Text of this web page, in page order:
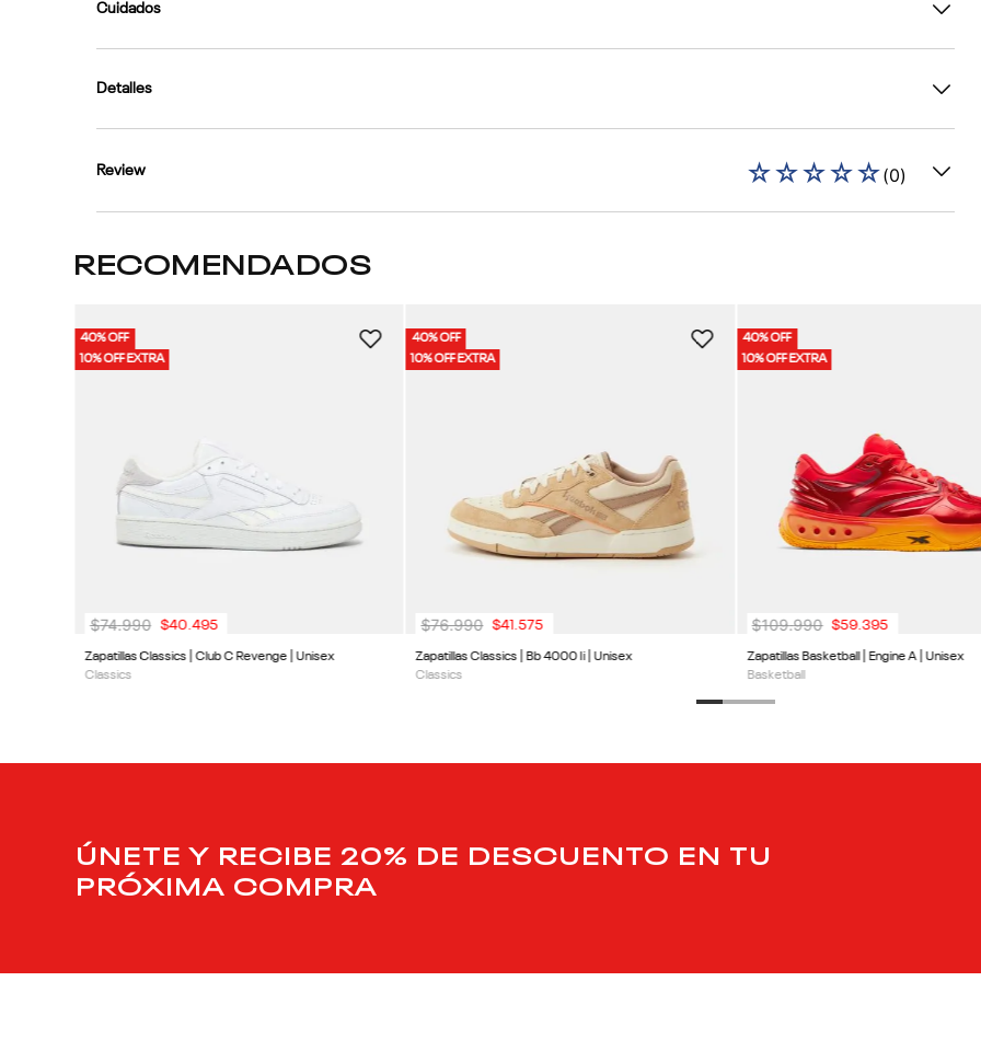
Cuidados
Detalles
Review ☆☆☆☆☆(0)
RECOMENDADOS
40% OFF
10% OFF EXTRA
Zapatillas Classics | Club C Revenge | Unisex
Classics
$74.990 $40.495
40% OFF
10% OFF EXTRA
Zapatillas Classics | Bb 4000 Ii | Unisex
Classics
$76.990 $41.575
40% OFF
10% OFF EXTRA
Zapatillas Basketball | Engine A | Unisex
Basketball
$109.990 $59.395
ÚNETE Y RECIBE 20% DE DESCUENTO EN TU
PRÓXIMA COMPRA